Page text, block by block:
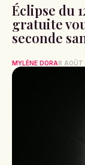
Éclipse du
gratuite
seconde
MYLÈNE DORA8